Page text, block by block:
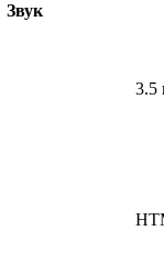
Звук
3.5